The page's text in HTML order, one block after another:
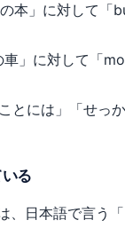
本」に対して「
」に対して「
とには」「せっ
る
、日本語で言う